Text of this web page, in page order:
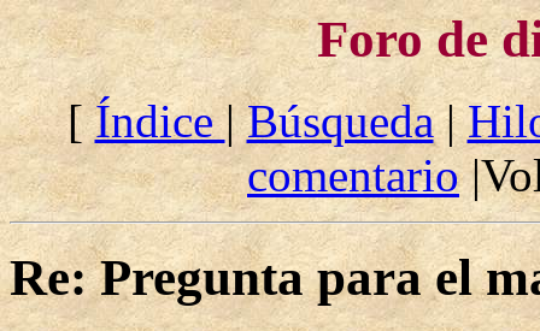
Foro de
[Índice|Búsqueda|
comentario
Re: Pregunta para el